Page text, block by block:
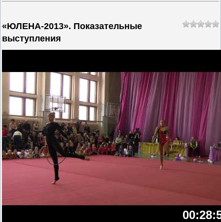
«ЮЛЕНА-2013». Показательные
выступления